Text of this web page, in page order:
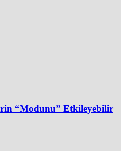
“Modunu” Etkileyebilir